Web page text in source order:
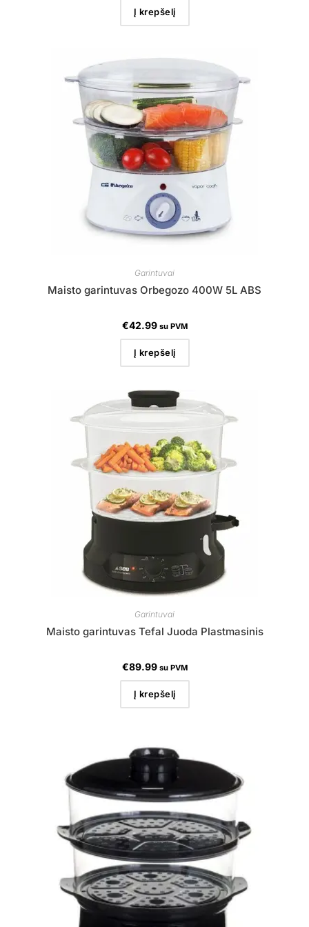
Į krepšelį
Garintuvai
Maisto garintuvas Orbegozo 400W 5L ABS
€42.99 su PVM
Į krepšelį
Garintuvai
Maisto garintuvas Tefal Juoda Plastmasinis
€89.99 su PVM
Į krepšelį